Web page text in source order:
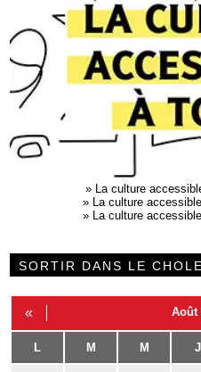
» La culture
» La culture
» La culture
SORTIR DANS LE
« Août
L M M J